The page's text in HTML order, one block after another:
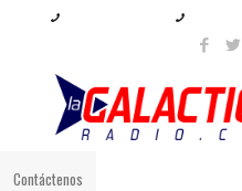
Contáctenos